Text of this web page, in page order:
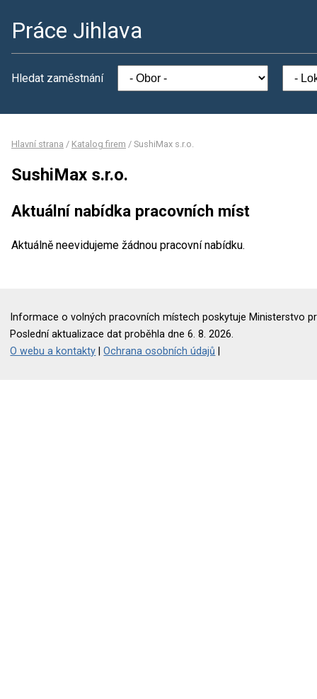
Práce Jihlava
Hledat zaměstnání
Hlavní strana / Katalog firem / SushiMax s.r.o.
SushiMax s.r.o.
Aktuální nabídka pracovních míst
Aktuálně neevidujeme žádnou pracovní nabídku.
Informace o volných pracovních místech poskytuje Ministerstvo
Poslední aktualizace dat proběhla dne 6. 8. 2026.
O webu a kontakty |Ochrana osobních údajů